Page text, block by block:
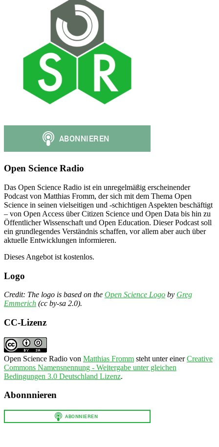
Open Science Radio
Das Open Science Radio ist ein unregelmäßig erscheinender
Podcast von Matthias Fromm, der sich mit dem Thema Open
Science in seinen vielseitigen und -schichtigen Aspekten beschäftigt
– von Open Access über Citizen Science und Open Data bis hin zu
Öffentlicher Wissenschaft und Open Education. Dieser Podcast soll
ein grundlegendes Verständnis schaffen, vor allem aber auch über
aktuelle Entwicklungen informieren.
Dieses Angebot ist kostenlos.
Logo
Credit: The logo is based on the Open Science Logo by Greg
Emmerich (cc by-sa 2.0).
CC-Lizenz
Open Science Radio von Matthias Fromm steht unter einerCreative
Commons Namensnennung - Weitergabe unter gleichen
Bedingungen 3.0 Deutschland Lizenz.
Abonnnieren